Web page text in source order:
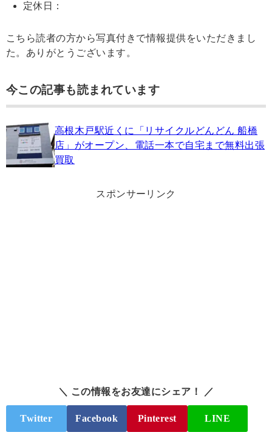
定休日：
こちら読者の方から写真付きで情報提供をいただきまし
た。ありがとうございます。
今この記事も読まれています
高根木戸駅近くに「リサイクルどんどん 船橋
店」がオープン、電話一本で自宅まで無料出張
買取
スポンサーリンク
＼ この情報をお友達にシェア！ ／
Twitter Facebook Pinterest LINE